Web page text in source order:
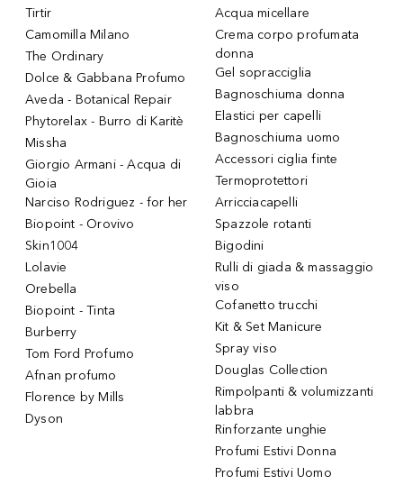
Tirtir
Camomilla Milano
The Ordinary
Dolce & Gabbana Profumo
Aveda - Botanical Repair
Phytorelax - Burro di Karitè
Missha
Giorgio Armani - Acqua di
Gioia
Narciso Rodriguez - for her
Biopoint - Orovivo
Skin1004
Lolavie
Orebella
Biopoint - Tinta
Burberry
Tom Ford Profumo
Afnan profumo
Florence by Mills
Dyson
Acqua micellare
Crema corpo profumata
donna
Gel sopracciglia
Bagnoschiuma donna
Elastici per capelli
Bagnoschiuma uomo
Accessori ciglia finte
Termoprotettori
Arricciacapelli
Spazzole rotanti
Bigodini
Rulli di giada & massaggio
viso
Cofanetto trucchi
Kit & Set Manicure
Spray viso
Douglas Collection
Rimpolpanti & volumizzanti
labbra
Rinforzante unghie
Profumi Estivi Donna
Profumi Estivi Uomo